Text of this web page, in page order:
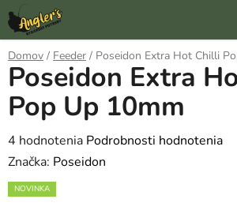
Prejsť
na
obsah
Domov / Feeder / Poseidon Extra Hot Chilli
Poseidon Extra
Pop Up 10mm
Priemerné
hodnotenie
produktu
4 hodnotenia Podrobnosti hodnotenia
Značka: Poseidon
NOVINKA